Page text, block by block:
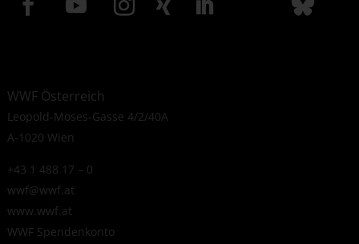
WWF Österreich
Leopold-Moses-Gasse 4/2/40A
A-1020 Wien
+43 1 488 17 – 0
wwf@wwf.at
www.wwf.at
WWF Spendenkonto